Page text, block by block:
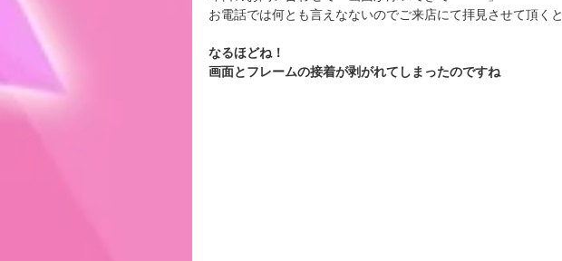
お電話では何とも言えなないのでご来店にて拝見させて頂くと
なるほどね！
画面とフレームの接着が剥がれてしまったのですね